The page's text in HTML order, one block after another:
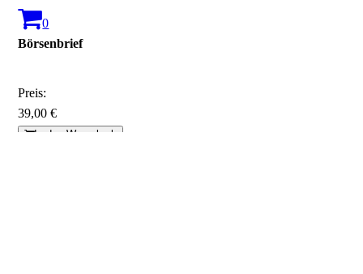
0
Börsenbrief
Preis:
39,00 €
In den Warenkorb